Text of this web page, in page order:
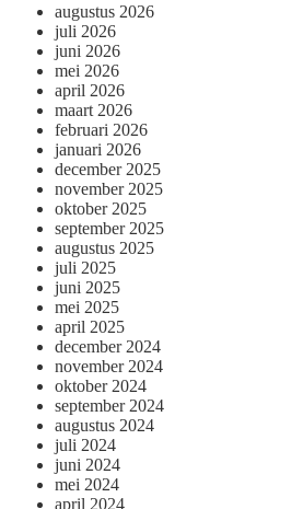
augustus 2026
juli 2026
juni 2026
mei 2026
april 2026
maart 2026
februari 2026
januari 2026
december 2025
november 2025
oktober 2025
september 2025
augustus 2025
juli 2025
juni 2025
mei 2025
april 2025
december 2024
november 2024
oktober 2024
september 2024
augustus 2024
juli 2024
juni 2024
mei 2024
april 2024